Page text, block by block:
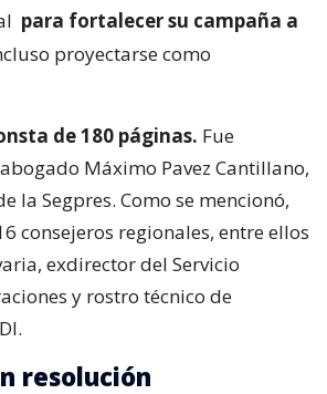
para fortalecer su campaña a
proyectarse como
de 180 páginas. Fue
Máximo Pavez Cantillano,
la Segpres. Como se mencionó,
consejeros regionales, entre ellos
exdirector del Servicio
y rostro técnico de
resolución